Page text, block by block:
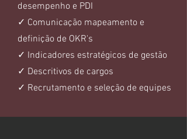
desempenho e PDI
✓ Comunicação mapeamento e
definição de OKR's
✓ Indicadores estratégicos de gestão
✓ Descritivos de cargos
✓ Recrutamento e seleção de equipes